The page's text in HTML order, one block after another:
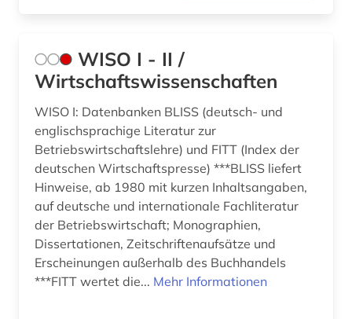
WISO I - II /
Wirtschaftswissenschaften
WISO I: Datenbanken BLISS (deutsch- und
englischsprachige Literatur zur
Betriebswirtschaftslehre) und FITT (Index der
deutschen Wirtschaftspresse) ***BLISS liefert
Hinweise, ab 1980 mit kurzen Inhaltsangaben,
auf deutsche und internationale Fachliteratur
der Betriebswirtschaft; Monographien,
Dissertationen, Zeitschriftenaufsätze und
Erscheinungen außerhalb des Buchhandels
***FITT wertet die... Mehr Informationen